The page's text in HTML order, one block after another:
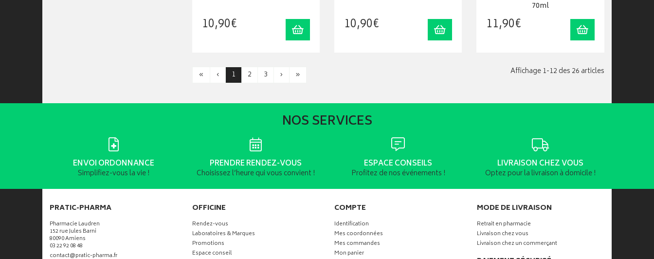
10,90€ Ajouter au panier
10,90€ Ajouter au panier
70ml
11,90€ Ajouter au panier
« ‹ 1 2 3 › » Affichage 1-12 des 26 articles
NOS SERVICES
ENVOI ORDONNANCE
Simplifiez-vous la vie !
PRENDRE RENDEZ-VOUS
Choisissez l’heure qui vous convient !
ESPACE CONSEILS
Profitez de nos événements !
LIVRAISON CHEZ VOUS
Optez pour la livraison à domicile !
PRATIC-PHARMA
Pharmacie Laudren
152 rue Jules Barni
80090 Amiens
03 22 92 08 48
contact-
@-
pratic-pharma.fr
OFFICINE
Rendez-vous
Laboratoires & Marques
Promotions
Espace conseil
COMPTE
Identification
Mes coordonnées
Mes commandes
Mon panier
MODE DE LIVRAISON
Retrait en pharmacie
Livraison chez vous
Livraison chez un commerçant